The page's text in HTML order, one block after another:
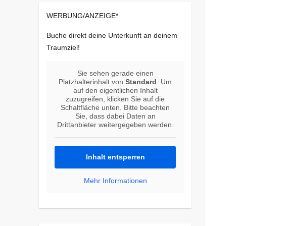
WERBUNG/ANZEIGE*
Buche direkt deine Unterkunft an deinem
Traumziel!
Sie sehen gerade einen
Platzhalterinhalt vonStandard . Um
auf den eigentlichen Inhalt
zuzugreifen, klicken Sie auf die
Schaltfläche unten. Bitte beachten
Sie, dass dabei Daten an
Drittanbieter weitergegeben werden.
Inhalt entsperren
Mehr Informationen